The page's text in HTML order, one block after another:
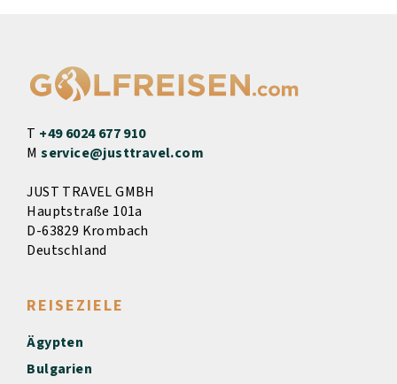
T +49 6024 677 910
Mservice@justtravel.com
JUST TRAVEL GMBH
Hauptstraße 101a
D-63829 Krombach
Deutschland
REISEZIELE
Ägypten
Bulgarien